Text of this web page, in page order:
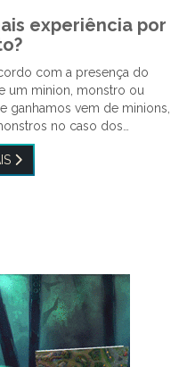
experiência por
com a presença do
um minion, monstro ou
ganhamos vem de minions,
no caso dos…